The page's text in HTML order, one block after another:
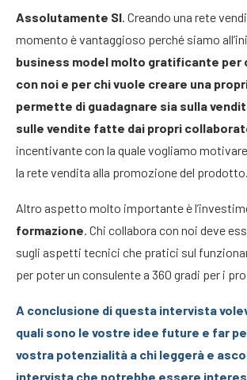
Assolutamente SI . Creando una rete
momento è vantaggioso perché siamo
business model molto gratificante per
con noi e per chi vuole creare una
permette di guadagnare sia sulla
sulle vendite fatte dai propri
incentivante con la quale vogliamo
la rete vendita alla promozione del prodotto.
Altro aspetto molto importante è
formazione . Chi collabora con noi deve
sugli aspetti tecnici che pratici sul
per poter un consulente a 360 gradi per i
A conclusione di questa intervista
quali sono le vostre idee future e far
vostra potenzialità a chi leggerà e
intervista che potrebbe essere